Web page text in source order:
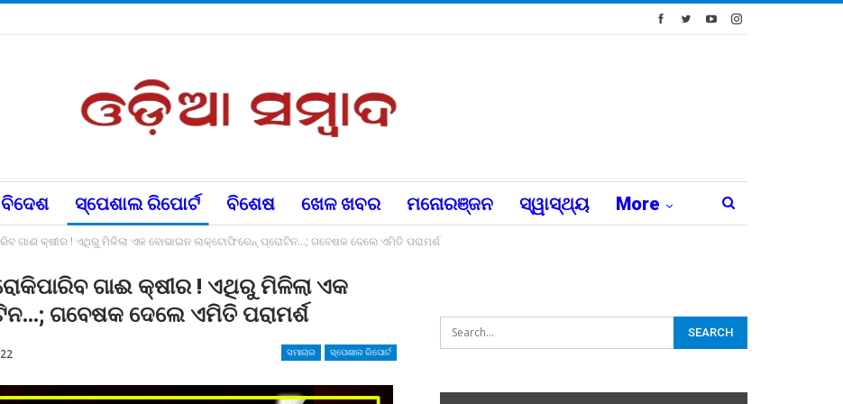
ସ୍ପେଶାଲ ରିପୋର୍ଟ ବିଶେଷ ଖେଳ ଖବର ମନୋରଞ୍ଜନ ସ୍ୱାସ୍ଥ୍ୟ More
ଗାଈ କ୍ଷୀର ! ଏଥିରୁ ମିଳିଲା ଏକ ବୋଭାଇନ ଲାକ୍ଟୋଫିରେନ୍ ପ୍ରୋଟିନ…; ଗବେଷକ ଦେଲେ ଏମିତି ପରାମର୍ଶ
ଗାଈ କ୍ଷୀର ! ଏଥିରୁ ମିଳିଲା ଏକ
ଗବେଷକ ଦେଲେ ଏମିତି ପରାମର୍ଶ
ସମାଚାର ସ୍ପେଶାଲ ରିପୋର୍ଟ